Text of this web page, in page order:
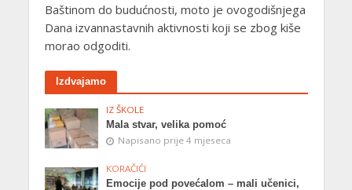
Baštinom do budućnosti, moto je ovogodišnjega
Dana izvannastavnih aktivnosti koji se zbog kiše
morao odgoditi.
Izdvajamo
IZ ŠKOLE
Mala stvar, velika pomoć
Napisano prije 4 mjeseca
KORAČIĆI
Emocije pod povećalom – mali učenici,